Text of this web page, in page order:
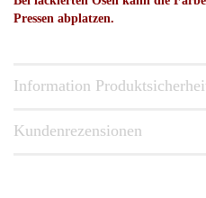
Pressen abplatzen.
Information
Kundenrezensionen